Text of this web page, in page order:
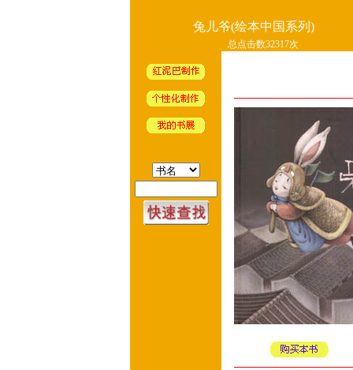
兔儿爷(绘本中国系列)
总点击数32317次